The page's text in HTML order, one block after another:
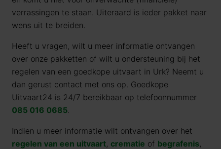
verrassingen te staan. Uiteraard is ieder pakket naar
wens uit te breiden.
Heeft u vragen, wilt u meer informatie ontvangen
over onze pakketten of wilt u ondersteuning bij het
regelen van een goedkope uitvaart in Urk? Neemt u
dan gerust contact met ons op. Goedkope
Uitvaart24 is 24/7 bereikbaar op telefoonnummer
085 016 0685.
Indien u meer informatie wilt ontvangen over het
regelen van een uitvaart, crematie of begrafenis,